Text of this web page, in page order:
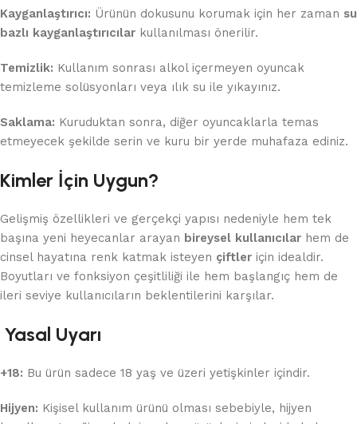
Kayganlaştırıcı: Ürünün dokusunu korumak için her zaman su
bazlı kayganlaştırıcılar kullanılması önerilir.
Temizlik: Kullanım sonrası alkol içermeyen oyuncak
temizleme solüsyonları veya ılık su ile yıkayınız.
Saklama: Kuruduktan sonra, diğer oyuncaklarla temas
etmeyecek şekilde serin ve kuru bir yerde muhafaza ediniz.
Kimler İçin Uygun?
Gelişmiş özellikleri ve gerçekçi yapısı nedeniyle hem tek
başına yeni heyecanlar arayan bireysel kullanıcılar hem de
cinsel hayatına renk katmak isteyen çiftler için idealdir.
Boyutları ve fonksiyon çeşitliliği ile hem başlangıç hem de
ileri seviye kullanıcıların beklentilerini karşılar.
Yasal Uyarı
+18: Bu ürün sadece 18 yaş ve üzeri yetişkinler içindir.
Hijyen: Kişisel kullanım ürünü olması sebebiyle, hijyen